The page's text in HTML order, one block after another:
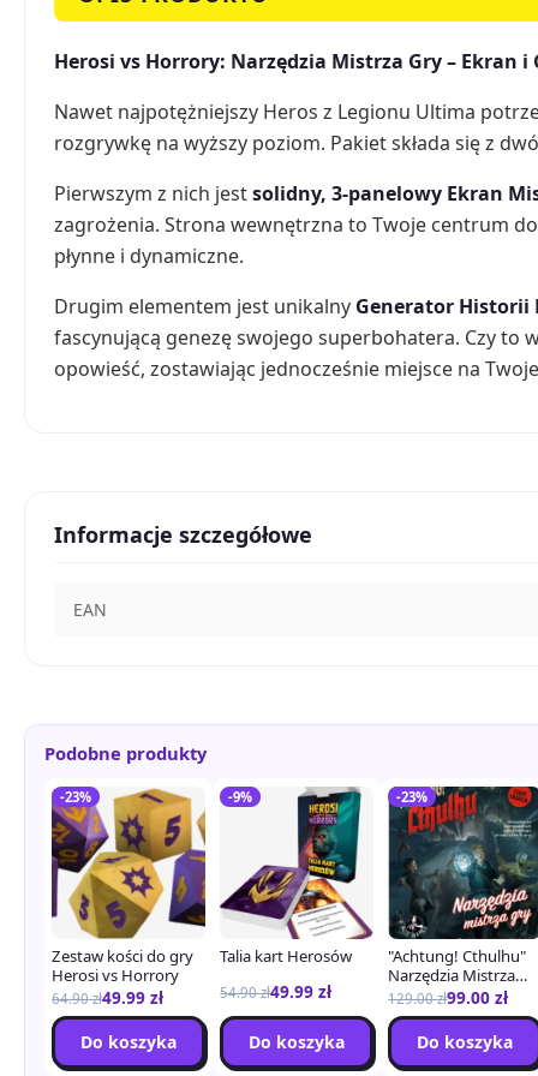
Herosi vs Horrory: Narzędzia Mistrza Gry – Ekran
Nawet najpotężniejszy Heros z Legionu Ultima
rozgrywkę na wyższy poziom. Pakiet składa się z
Pierwszym z nich jestsolidny, 3-panelowy Ekran
zagrożenia. Strona wewnętrzna to Twoje centrum
płynne i dynamiczne.
Drugim elementem jest unikalny Generator Historii
fascynującą genezę swojego superbohatera. Czy
opowieść, zostawiając jednocześnie miejsce na Twoje
Informacje szczegółowe
EAN
Podobne produkty
-23%
Zestaw kości do gry
Herosi vs Horrory
64.90zł49.99zł
Do koszyka
-9%
Talia kart Herosów
54.90zł49.99zł
Do koszyka
-23%
"Achtung! Cthulhu"
Narzędzia Mistrza
Gry + PDF
129.00zł99.00zł
Do koszyka